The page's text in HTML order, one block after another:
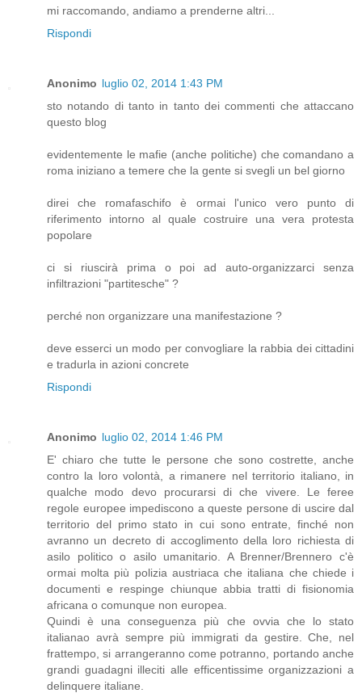
mi raccomando, andiamo a prenderne altri...
Rispondi
Anonimo luglio 02, 2014 1:43 PM
sto notando di tanto in tanto dei commenti che attaccano
questo blog
evidentemente le mafie (anche politiche) che comandano a
roma iniziano a temere che la gente si svegli un bel giorno
direi che romafaschifo è ormai l'unico vero punto di
riferimento intorno al quale costruire una vera protesta
popolare
ci si riuscirà prima o poi ad auto-organizzarci senza
infiltrazioni "partitesche" ?
perché non organizzare una manifestazione ?
deve esserci un modo per convogliare la rabbia dei cittadini
e tradurla in azioni concrete
Rispondi
Anonimo luglio 02, 2014 1:46 PM
E' chiaro che tutte le persone che sono costrette, anche
contro la loro volontà, a rimanere nel territorio italiano, in
qualche modo devo procurarsi di che vivere. Le feree
regole europee impediscono a queste persone di uscire dal
territorio del primo stato in cui sono entrate, finché non
avranno un decreto di accoglimento della loro richiesta di
asilo politico o asilo umanitario. A Brenner/Brennero c'è
ormai molta più polizia austriaca che italiana che chiede i
documenti e respinge chiunque abbia tratti di fisionomia
africana o comunque non europea.
Quindi è una conseguenza più che ovvia che lo stato
italianao avrà sempre più immigrati da gestire. Che, nel
frattempo, si arrangeranno come potranno, portando anche
grandi guadagni illeciti alle efficentissime organizzazioni a
delinquere italiane.